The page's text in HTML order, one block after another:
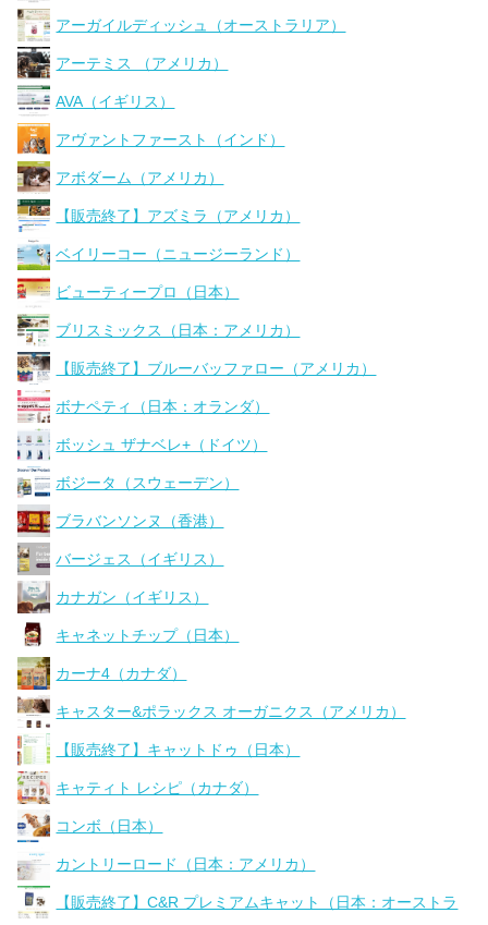
アーガイルディッシュ（オーストラリア）
アーテミス （アメリカ）
AVA（イギリス）
アヴァントファースト（インド）
アボダーム（アメリカ）
【販売終了】アズミラ（アメリカ）
ベイリーコー（ニュージーランド）
ビューティープロ（日本）
ブリスミックス（日本：アメリカ）
【販売終了】ブルーバッファロー（アメリカ）
ボナペティ（日本：オランダ）
ボッシュ ザナベレ+（ドイツ）
ボジータ（スウェーデン）
ブラバンソンヌ（香港）
バージェス（イギリス）
カナガン（イギリス）
キャネットチップ（日本）
カーナ4（カナダ）
キャスター&ポラックス オーガニクス（アメリカ）
【販売終了】キャットドゥ（日本）
キャティト レシピ（カナダ）
コンボ（日本）
カントリーロード（日本：アメリカ）
【販売終了】C&R プレミアムキャット（日本：オーストラ